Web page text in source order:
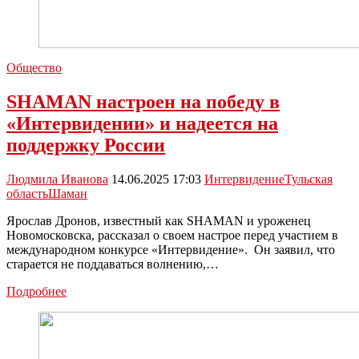
Общество
SHAMAN настроен на победу в
«Интервидении» и надеется на
поддержку России
Людмила Иванова 14.06.2025 17:03 ИнтервидениеТульская
областьШаман
Ярослав Дронов, известный как SHAMAN и уроженец
Новомосковска, рассказал о своем настрое перед участием в
международном конкурсе «Интервидение». Он заявил, что
старается не поддаваться волнению,…
ПодробнееSHAMAN